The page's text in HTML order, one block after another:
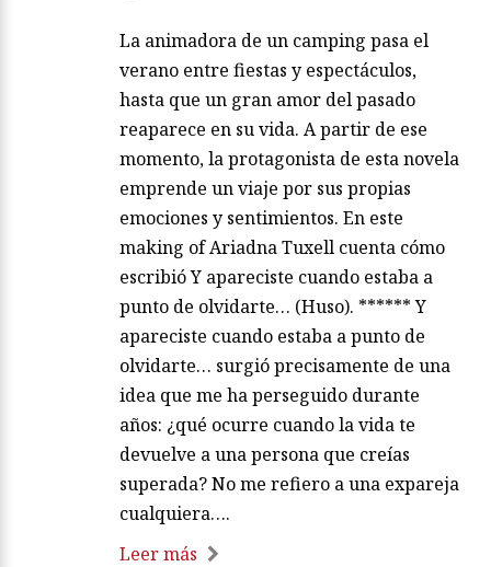
La animadora de un camping pasa el
verano entre fiestas y espectáculos,
hasta que un gran amor del pasado
reaparece en su vida. A partir de ese
momento, la protagonista de esta novela
emprende un viaje por sus propias
emociones y sentimientos. En este
making of Ariadna Tuxell cuenta cómo
escribió Y apareciste cuando estaba a
punto de olvidarte… (Huso). ****** Y
apareciste cuando estaba a punto de
olvidarte… surgió precisamente de una
idea que me ha perseguido durante
años: ¿qué ocurre cuando la vida te
devuelve a una persona que creías
superada? No me refiero a una expareja
cualquiera….
Leer más